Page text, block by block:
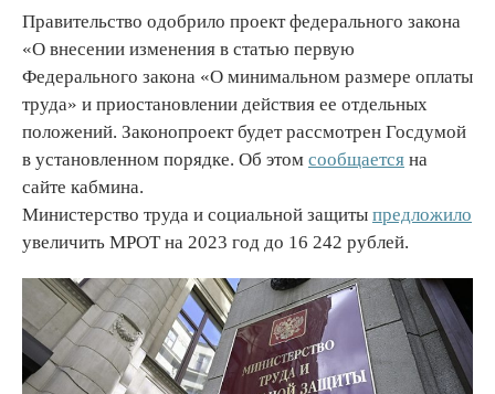
Правительство одобрило проект федерального закона
«О внесении изменения в статью первую
Федерального закона «О минимальном размере оплаты
труда» и приостановлении действия ее отдельных
положений. Законопроект будет рассмотрен Госдумой
в установленном порядке. Об этом сообщается на
сайте кабмина.
Министерство труда и социальной защиты предложило
увеличить МРОТ на 2023 год до 16 242 рублей.